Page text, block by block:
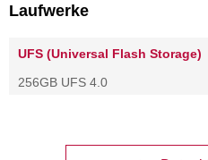
Laufwerke
UFS (Universal Flash Storage)
256GB UFS 4.0